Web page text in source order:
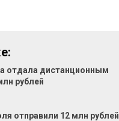
отдала дистанционным
рублей
отправили 12 млн рублей